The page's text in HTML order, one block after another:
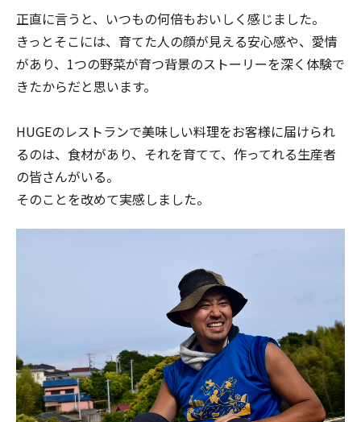
正直に言うと、いつもの何倍もおいしく感じました。
きっとそこには、育てた人の顔が見える安心感や、愛情
があり、1つの野菜が育つ背景のストーリーを深く体験で
きたからだと思います。
HUGEのレストランで美味しい料理をお客様に届けられ
るのは、食材があり、それを育てて、作ってれる生産者
の皆さんがいる。
そのことを改めて実感しました。